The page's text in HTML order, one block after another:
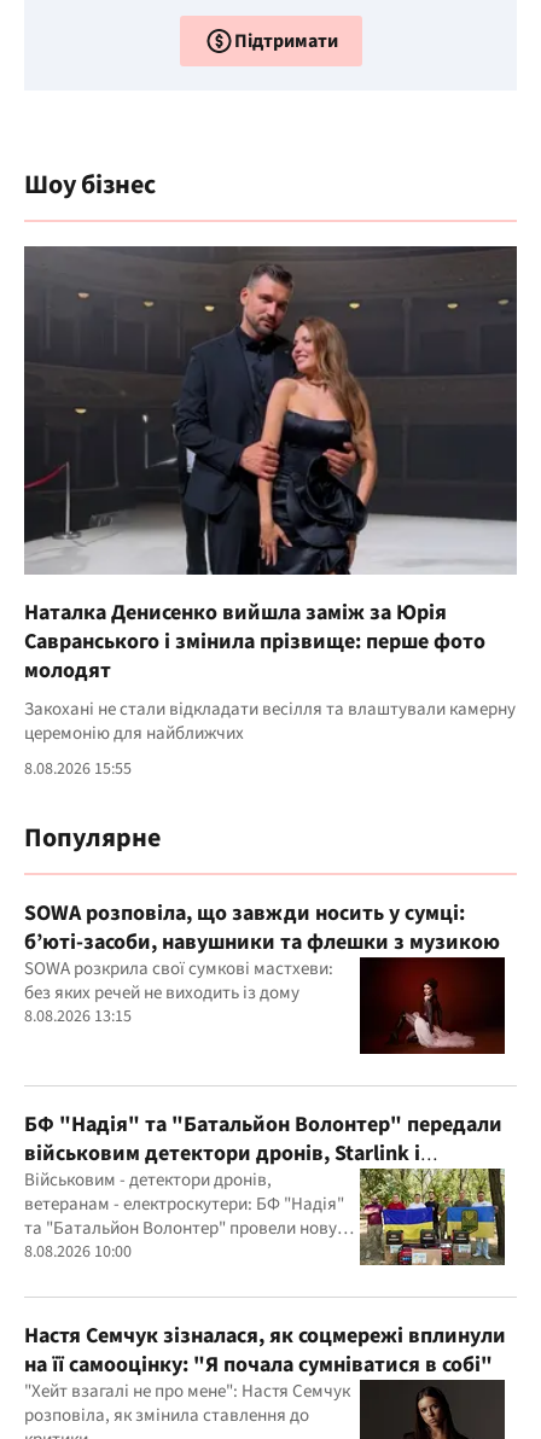
Підтримати
Шоу бізнес
Наталка Денисенко вийшла заміж за Юрія
Савранського і змінила прізвище: перше фото
молодят
Закохані не стали відкладати весілля та влаштували камерну
церемонію для найближчих
8.08.2026 15:55
Популярне
SOWA розповіла, що завжди носить у сумці:
б’юті-засоби, навушники та флешки з музикою
SOWA розкрила свої сумкові мастхеви:
без яких речей не виходить із дому
8.08.2026 13:15
БФ "Надія" та "Батальйон Волонтер" передали
військовим детектори дронів, Starlink і
генератори
Військовим - детектори дронів,
ветеранам - електроскутери: БФ "Надія"
та "Батальйон Волонтер" провели нову
місію
8.08.2026 10:00
Настя Семчук зізналася, як соцмережі вплинули
на її самооцінку: "Я почала сумніватися в собі"
"Хейт взагалі не про мене": Настя Семчук
розповіла, як змінила ставлення до